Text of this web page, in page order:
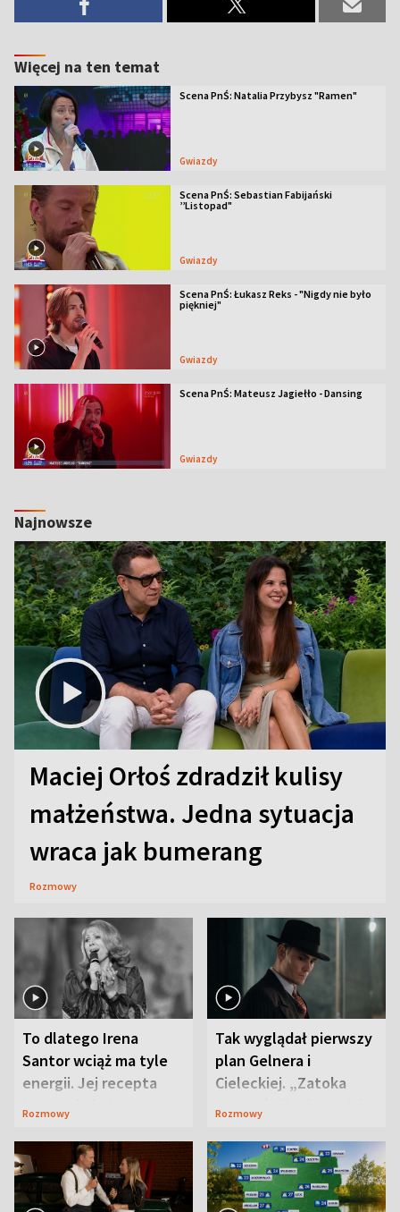
Więcej na ten temat
Scena PnŚ: Natalia Przybysz "Ramen"
Gwiazdy
Scena PnŚ: Sebastian Fabijański
’’Listopad"
Gwiazdy
Scena PnŚ: Łukasz Reks - "Nigdy nie było
piękniej"
Gwiazdy
Scena PnŚ: Mateusz Jagiełło - Dansing
Gwiazdy
Najnowsze
Maciej Orłoś zdradził kulisy
małżeństwa. Jedna sytuacja
wraca jak bumerang
Rozmowy
To dlatego Irena
Santor wciąż ma tyle
energii. Jej recepta
jest zaskakująco
Rozmowy
Tak wyglądał pierwszy
plan Gelnera i
Cieleckiej. „Zatoka
szpiegów” od razu ich
Rozmowy